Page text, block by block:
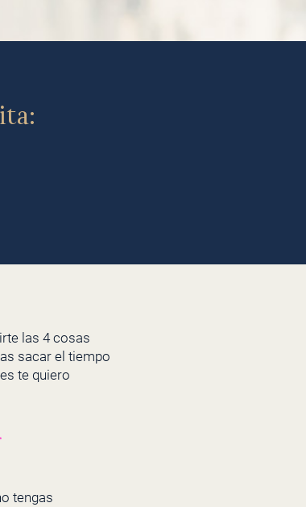
las 4 cosas
sacar el tiempo
te quiero
tengas